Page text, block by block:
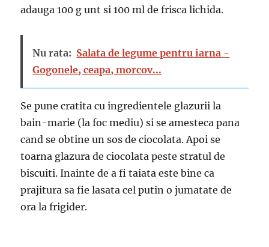
adauga 100 g unt si 100 ml de frisca lichida.
Nu rata: Salata de legume pentru iarna -
Gogonele, ceapa, morcov...
Se pune cratita cu ingredientele glazurii la
bain-marie (la foc mediu) si se amesteca pana
cand se obtine un sos de ciocolata. Apoi se
toarna glazura de ciocolata peste stratul de
biscuiti. Inainte de a fi taiata este bine ca
prajitura sa fie lasata cel putin o jumatate de
ora la frigider.